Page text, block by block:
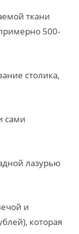
ткани
500-
столика,
сами
лазурью
и
которая